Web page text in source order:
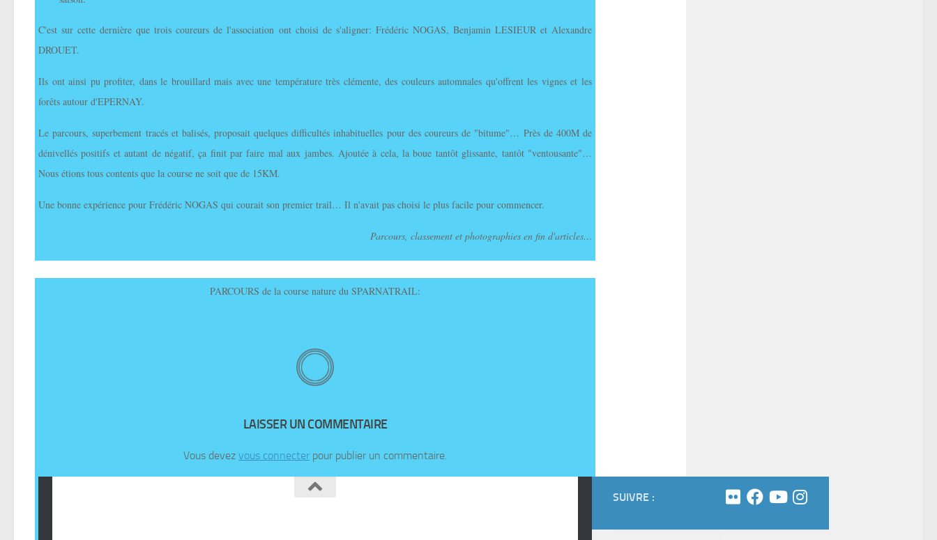
C'est sur cette dernière que trois coureurs de l'association ont choisi de s'aligner: Frédéric NOGAS, Benjamin LESIEUR et Alexandre
DROUET.
Ils ont ainsi pu profiter, dans le brouillard mais avec une température très clémente, des couleurs automnales qu'offrent les vignes et les
forêts autour d'EPERNAY.
Le parcours, superbement tracés et balisés, proposait quelques difficultés inhabituelles pour des coureurs de "bitume"… Près de 400M de
dénivellés positifs et autant de négatif, ça finit par faire mal aux jambes. Ajoutée à cela, la boue tantôt glissante, tantôt "ventousante"…
Nous étions tous contents que la course ne soit que de 15KM.
Une bonne expérience pour Frédéric NOGAS qui courait son premier trail… Il n'avait pas choisi le plus facile pour commencer.
Parcours, classement et photographies en fin d'articles…
PARCOURS de la course nature du SPARNATRAIL:
LAISSER UN COMMENTAIRE
Vous devez vous connecter pour publier un commentaire.
SUIVRE :